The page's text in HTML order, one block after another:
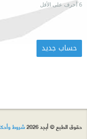
6 أحرف على الأقل
حقوق الطبع © أبجد 2026 شروط